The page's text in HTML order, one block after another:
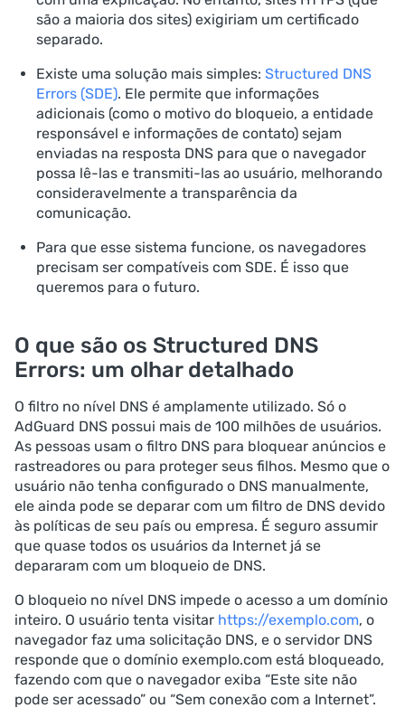
são a maioria dos sites) exigiriam um certificado
separado.
Existe uma solução mais simples: Structured DNS
Errors (SDE). Ele permite que informações
adicionais (como o motivo do bloqueio, a entidade
responsável e informações de contato) sejam
enviadas na resposta DNS para que o navegador
possa lê-las e transmiti-las ao usuário, melhorando
consideravelmente a transparência da
comunicação.
Para que esse sistema funcione, os navegadores
precisam ser compatíveis com SDE. É isso que
queremos para o futuro.
O que são os Structured DNS
Errors: um olhar detalhado
O filtro no nível DNS é amplamente utilizado. Só o
AdGuard DNS possui mais de 100 milhões de usuários.
As pessoas usam o filtro DNS para bloquear anúncios e
rastreadores ou para proteger seus filhos. Mesmo que o
usuário não tenha configurado o DNS manualmente,
ele ainda pode se deparar com um filtro de DNS devido
às políticas de seu país ou empresa. É seguro assumir
que quase todos os usuários da Internet já se
depararam com um bloqueio de DNS.
O bloqueio no nível DNS impede o acesso a um domínio
inteiro. O usuário tenta visitar https://exemplo.com, o
navegador faz uma solicitação DNS, e o servidor DNS
responde que o domínio exemplo.com está bloqueado,
fazendo com que o navegador exiba “Este site não
pode ser acessado” ou “Sem conexão com a Internet”.